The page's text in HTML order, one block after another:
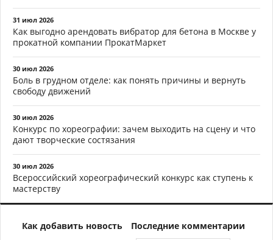
31 июл 2026
Как выгодно арендовать вибратор для бетона в Москве у
прокатной компании ПрокатМаркет
30 июл 2026
Боль в грудном отделе: как понять причины и вернуть
свободу движений
30 июл 2026
Конкурс по хореографии: зачем выходить на сцену и что
дают творческие состязания
30 июл 2026
Всероссийский хореографический конкурс как ступень к
мастерству
Как добавить новость
Последние комментарии